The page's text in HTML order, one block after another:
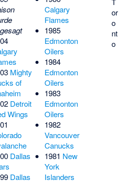
or
o
nt
o
Mighty
of
Detroit
Wings
Dallas
Dallas
Calgary
Flames
1985
Edmonton
Oilers
1984
Edmonton
Oilers
1983
Edmonton
Oilers
1982
Vancouver
Canucks
1981 New
York
Islanders